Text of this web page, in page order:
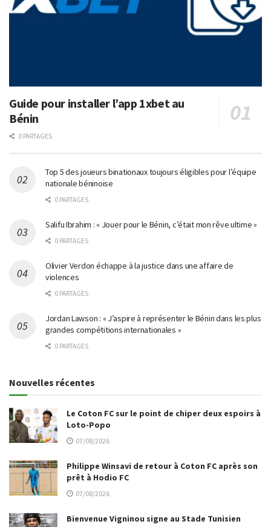
Guide pour installer l’app 1xbet au
Bénin
0 PARTAGES
Top 5 des joueurs binationaux toujours éligibles pour l’équipe
nationale béninoise
0 PARTAGES
Salifu Ibrahim : « Jouer pour le Bénin, c’était mon rêve ultime »
0 PARTAGES
Olivier Verdon échappe à la justice dans une affaire de
violences
0 PARTAGES
Jordan Lawson : « J’aspire à représenter le Bénin dans les plus
grandes compétitions internationales »
0 PARTAGES
Nouvelles récentes
Le Coton FC sur le point de chiper deux espoirs à
Loto-Popo
07/08/2026
Philippe Winsavi de retour à Coton FC après son
prêt à Hodio FC
07/08/2026
Bienvenue Vigninou signe au Stade Tunisien